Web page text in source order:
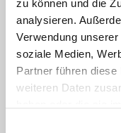
zu können und die
analysieren.
Verwendung
soziale Medien,
Partner führen
weiteren Daten